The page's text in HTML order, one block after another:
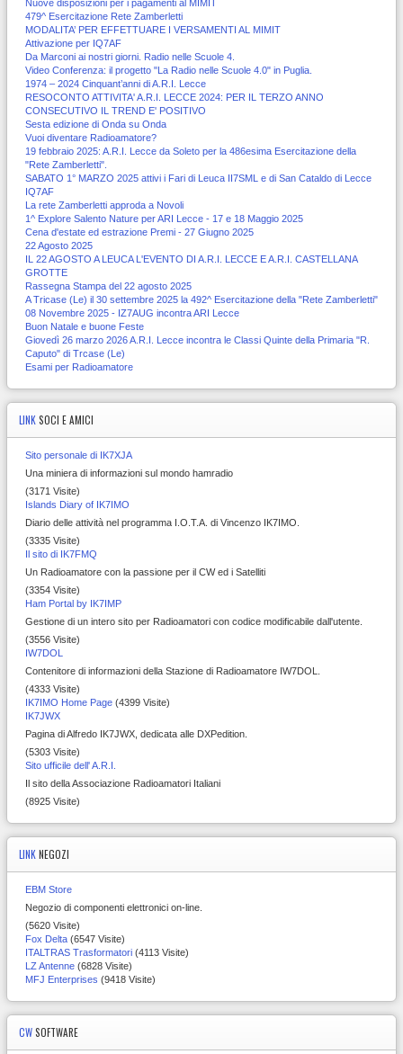
Nuove disposizioni per i pagamenti al MIMIT
479^ Esercitazione Rete Zamberletti
MODALITA’ PER EFFETTUARE I VERSAMENTI AL MIMIT
Attivazione per IQ7AF
Da Marconi ai nostri giorni. Radio nelle Scuole 4.
Video Conferenza: il progetto "La Radio nelle Scuole 4.0" in Puglia.
1974 – 2024 Cinquant’anni di A.R.I. Lecce
RESOCONTO ATTIVITA' A.R.I. LECCE 2024: PER IL TERZO ANNO
CONSECUTIVO IL TREND E' POSITIVO
Sesta edizione di Onda su Onda
Vuoi diventare Radioamatore?
19 febbraio 2025: A.R.I. Lecce da Soleto per la 486esima Esercitazione della
"Rete Zamberletti".
SABATO 1° MARZO 2025 attivi i Fari di Leuca II7SML e di San Cataldo di Lecce
IQ7AF
La rete Zamberletti approda a Novoli
1^ Explore Salento Nature per ARI Lecce - 17 e 18 Maggio 2025
Cena d'estate ed estrazione Premi - 27 Giugno 2025
22 Agosto 2025
IL 22 AGOSTO A LEUCA L'EVENTO DI A.R.I. LECCE E A.R.I. CASTELLANA
GROTTE
Rassegna Stampa del 22 agosto 2025
A Tricase (Le) il 30 settembre 2025 la 492^ Esercitazione della "Rete Zamberletti"
08 Novembre 2025 - IZ7AUG incontra ARI Lecce
Buon Natale e buone Feste
Giovedì 26 marzo 2026 A.R.I. Lecce incontra le Classi Quinte della Primaria "R.
Caputo" di Trcase (Le)
Esami per Radioamatore
LINKSOCI E AMICI
Sito personale di IK7XJA
Una miniera di informazioni sul mondo hamradio
(3171 Visite)
Islands Diary of IK7IMO
Diario delle attività nel programma I.O.T.A. di Vincenzo IK7IMO.
(3335 Visite)
Il sito di IK7FMQ
Un Radioamatore con la passione per il CW ed i Satelliti
(3354 Visite)
Ham Portal by IK7IMP
Gestione di un intero sito per Radioamatori con codice modificabile dall'utente.
(3556 Visite)
IW7DOL
Contenitore di informazioni della Stazione di Radioamatore IW7DOL.
(4333 Visite)
IK7IMO Home Page (4399 Visite)
IK7JWX
Pagina di Alfredo IK7JWX, dedicata alle DXPedition.
(5303 Visite)
Sito ufficile dell' A.R.I.
Il sito della Associazione Radioamatori Italiani
(8925 Visite)
LINKNEGOZI
EBM Store
Negozio di componenti elettronici on-line.
(5620 Visite)
Fox Delta (6547 Visite)
ITALTRAS Trasformatori (4113 Visite)
LZ Antenne (6828 Visite)
MFJ Enterprises (9418 Visite)
CWSOFTWARE